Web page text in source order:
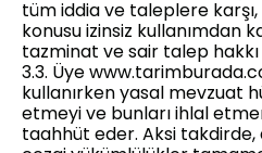
tüm iddia ve taleplere
konusu izinsiz kullanımdan
tazminat ve sair talep hakkı
3.3. Üye
kullanırken yasal mevzuat
etmeyi ve bunları ihlal
taahhüt eder. Aksi